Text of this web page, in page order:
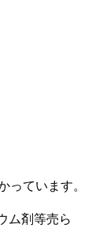
っています。
ム剤等売ら